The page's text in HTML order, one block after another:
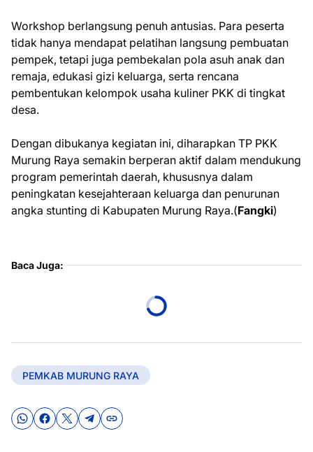
Workshop berlangsung penuh antusias. Para peserta
tidak hanya mendapat pelatihan langsung pembuatan
pempek, tetapi juga pembekalan pola asuh anak dan
remaja, edukasi gizi keluarga, serta rencana
pembentukan kelompok usaha kuliner PKK di tingkat
desa.
Dengan dibukanya kegiatan ini, diharapkan TP PKK
Murung Raya semakin berperan aktif dalam mendukung
program pemerintah daerah, khususnya dalam
peningkatan kesejahteraan keluarga dan penurunan
angka stunting di Kabupaten Murung Raya.(Fangki)
Baca Juga:
PEMKAB MURUNG RAYA